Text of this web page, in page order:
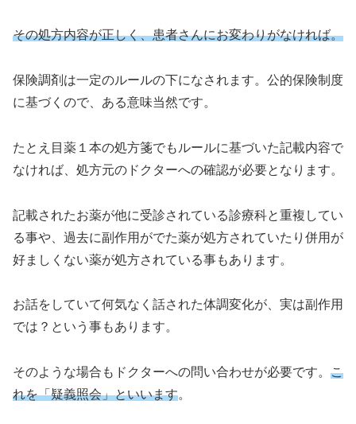
その処方内容が正しく、患者さんにお変わりがなければ。
保険調剤は一定のルールの下になされます。公的保険制度
に基づくので、ある意味当然です。
たとえ目薬１本の処方箋でもルールに基づいた記載内容で
なければ、処方元のドクターへの確認が必要となります。
記載されたお薬が他に受診されている診療科と重複してい
る事や、過去に副作用がでた薬が処方されていたり併用が
好ましくない薬が処方されている事もあります。
お話をしていて何気なく話された体調変化が、実は副作用
では？という事もあります。
そのような場合もドクターへの問い合わせが必要です。 こ
れを「疑義照会」といいます。